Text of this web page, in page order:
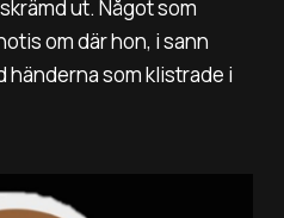
ut. Något som
om där hon, i sann
som klistrade i